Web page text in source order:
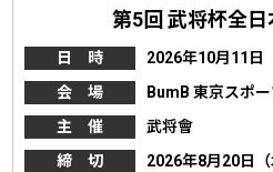
第5回 武将杯全日
日 時
2026年10月11日
会 場
BumB 東京スポ
主 催
武将會
締 切
2026年8月20日（